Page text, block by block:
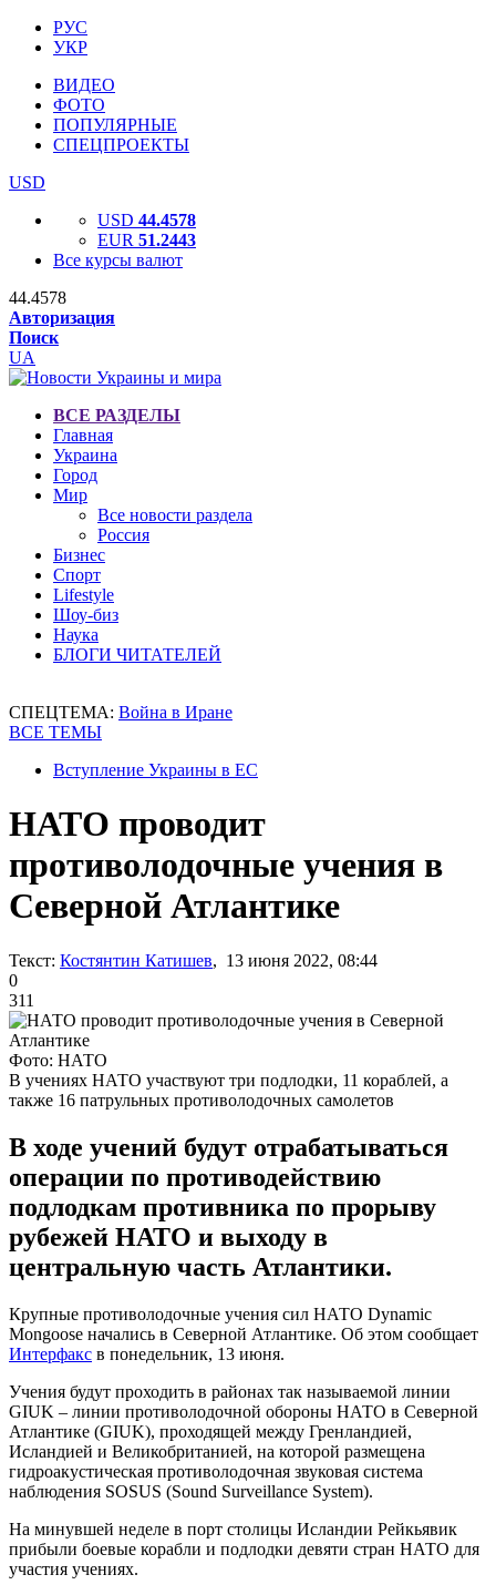
РУС
УКР
ВИДЕО
ФОТО
ПОПУЛЯРНЫЕ
СПЕЦПРОЕКТЫ
USD
USD 44.4578
EUR 51.2443
Все курсы валют
44.4578
Авторизация
Поиск
UA
ВСЕ РАЗДЕЛЫ
Главная
Украина
Город
Мир
Все новости раздела
Россия
Бизнес
Спорт
Lifestyle
Шоу-биз
Наука
БЛОГИ ЧИТАТЕЛЕЙ
СПЕЦТЕМА: Война в Иране
ВСЕ ТЕМЫ
Вступление Украины в ЕС
НАТО проводит
противолодочные учения в
Северной Атлантике
Текст: Костянтин Катишев, 13 июня 2022, 08:44
0
311
Фото: НАТО
В учениях НАТО участвуют три подлодки, 11 кораблей, а
также 16 патрульных противолодочных самолетов
В ходе учений будут отрабатываться
операции по противодействию
подлодкам противника по прорыву
рубежей НАТО и выходу в
центральную часть Атлантики.
Крупные противолодочные учения сил НАТО Dynamic
Mongoose начались в Северной Атлантике. Об этом сообщает
Интерфакс в понедельник, 13 июня.
Учения будут проходить в районах так называемой линии
GIUK – линии противолодочной обороны НАТО в Северной
Атлантике (GIUK), проходящей между Гренландией,
Исландией и Великобританией, на которой размещена
гидроакустическая противолодочная звуковая система
наблюдения SOSUS (Sound Surveillance System).
На минувшей неделе в порт столицы Исландии Рейкьявик
прибыли боевые корабли и подлодки девяти стран НАТО для
участия учениях.